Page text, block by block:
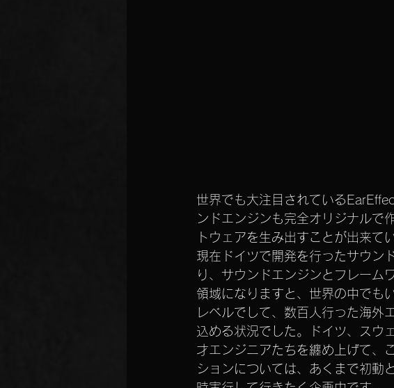
世界でも大注目されている
ンドエンジンも完全オリジナルで
トウェアを生み出すことが出来て
現在ドイツで開発を行ったサウン
り、サウンドエンジンとフレーム
領域になりますと、世界の中でも
レベルでして、数百人行った海外
込める状況でした。ドイツ、スウ
才エンジニアたちを纏め上げて、
ションについては、あくまで初動